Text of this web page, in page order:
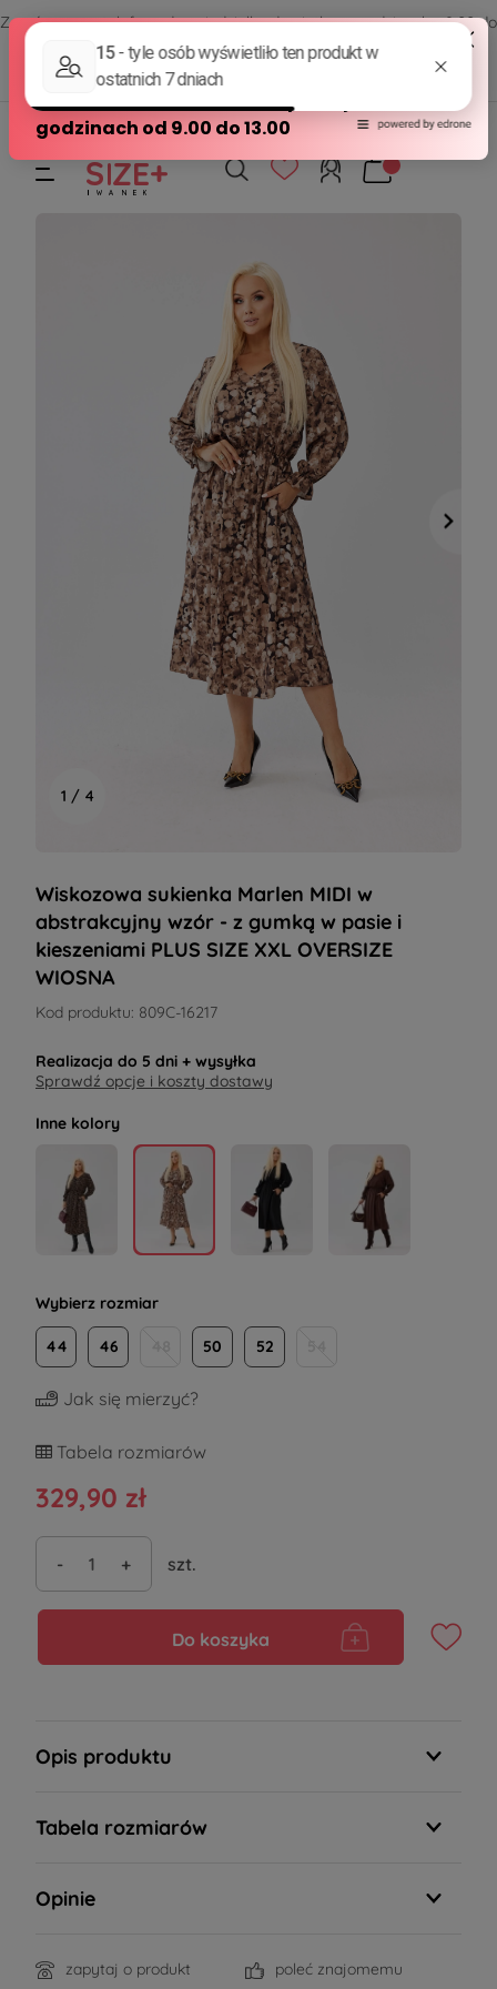
Zamów przez telefon od poniedziałku do piątku w godzinach - 8:00 do
15:00
570 390 351
sklep@modasizeplus.pl
1 / 4
Wiskozowa sukienka Marlen MIDI w
abstrakcyjny wzór - z gumką w pasie i
kieszeniami PLUS SIZE XXL OVERSIZE
WIOSNA
Kod produktu: 809C-16217
Realizacja do 5 dni + wysyłka
Sprawdź opcje i koszty dostawy
Inne kolory
Wybierz rozmiar
44 46 50 52
Jak się mierzyć?
Tabela rozmiarów
329,90 zł
- + szt.
Do koszyka
Opis produktu
Tabela rozmiarów
Opinie
zapytaj o produkt poleć znajomemu